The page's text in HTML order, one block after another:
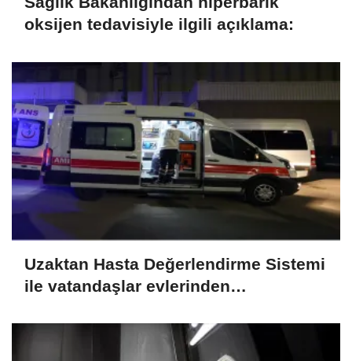
oksijen tedavisiyle ilgili açıklama:
Uzaktan Hasta Değerlendirme Sistemi
ile vatandaşlar evlerinden